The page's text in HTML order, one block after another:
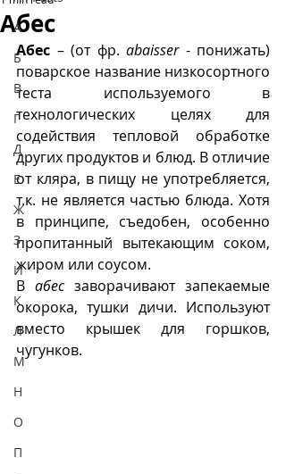
А
Б
В
Г
Д
Е
Ж
З
И
К
Л
М
Н
О
П
Абес
Абес – (от фр. abaisser - понижать)
поварское название низкосортного
теста используемого в
технологических целях для
содействия тепловой обработке
других продуктов и блюд. В отличие
от кляра, в пищу не употребляется,
т.к. не является частью блюда. Хотя
в принципе, съедобен, особенно
пропитанный вытекающим соком,
жиром или соусом.
В абес заворачивают запекаемые
окорока, тушки дичи. Используют
вместо крышек для горшков,
чугунков.